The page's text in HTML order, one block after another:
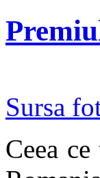
Sursa
Ceea